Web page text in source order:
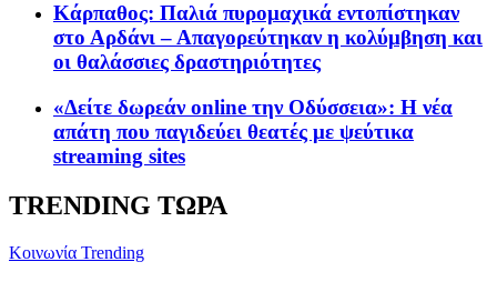
Κάρπαθος: Παλιά πυρομαχικά εντοπίστηκαν
στο Αρδάνι – Απαγορεύτηκαν η κολύμβηση και
οι θαλάσσιες δραστηριότητες
«Δείτε δωρεάν online την Οδύσσεια»: Η νέα
απάτη που παγιδεύει θεατές με ψεύτικα
streaming sites
TRENDING ΤΩΡΑ
Κοινωνία Trending